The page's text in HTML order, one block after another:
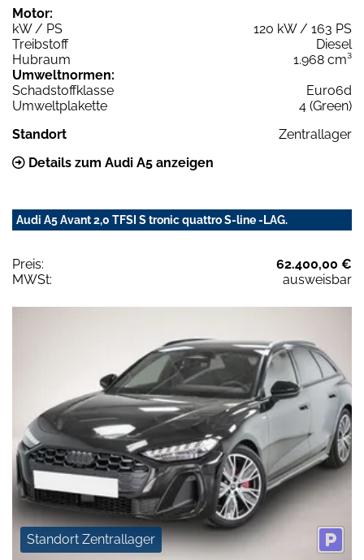
Motor:
kW / PS
120 kW / 163 PS
Treibstoff
Diesel
Hubraum
1.968 cm³
Umweltnormen:
Schadstoffklasse
Euro6d
Umweltplakette
4 (Green)
Standort
Zentrallager
Details zum Audi A5 anzeigen
Audi A5 Avant 2,0 TFSI S tronic quattro S-line -LAG.
Preis:
62.400,00 €
MWSt:
ausweisbar
Standort Zentrallager